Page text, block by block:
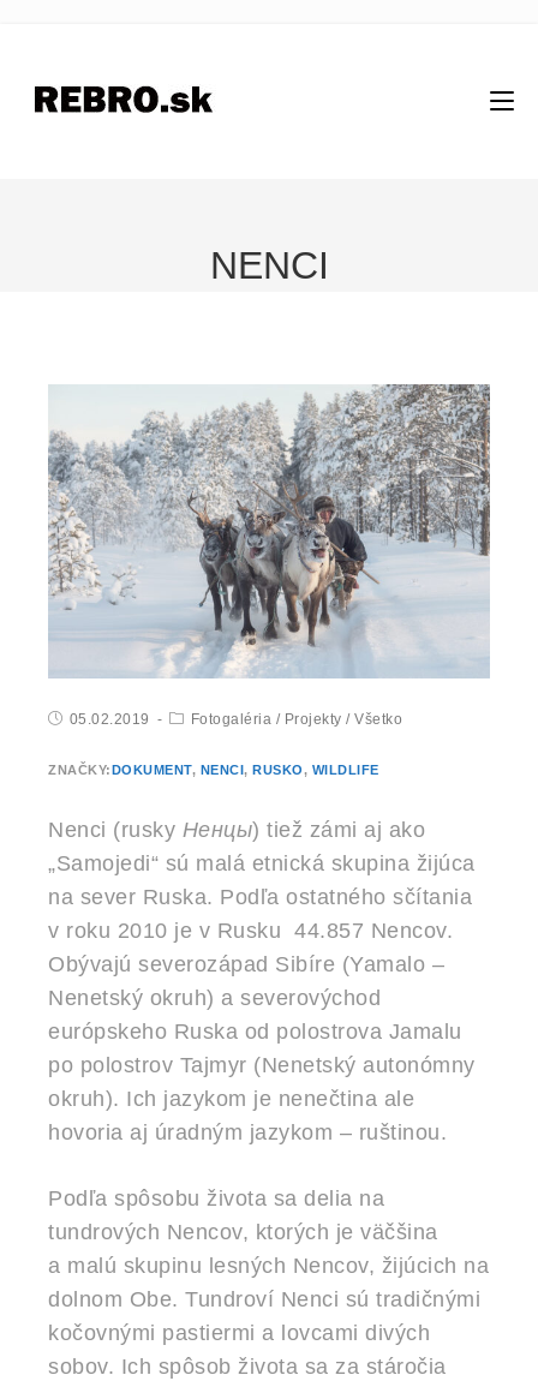
NENCI
05.02.2019 Fotogaléria / Projekty / Všetko
ZNAČKY: DOKUMENT, NENCI , RUSKO, WILDLIFE
Nenci (rusky Ненцы) tiež zámi aj ako
„Samojedi“ sú malá etnická skupina žijúca
na sever Ruska. Podľa ostatného sčítania
v roku 2010 je v Rusku 44.857 Nencov.
Obývajú severozápad Sibíre (Yamalo –
Nenetský okruh) a severovýchod
európskeho Ruska od polostrova Jamalu
po polostrov Tajmyr (Nenetský autonómny
okruh). Ich jazykom je nenečtina ale
hovoria aj úradným jazykom – ruštinou.
Podľa spôsobu života sa delia na
tundrových Nencov, ktorých je väčšina
a malú skupinu lesných Nencov, žijúcich na
dolnom Obe. Tundroví Nenci sú tradičnými
kočovnými pastiermi a lovcami divých
sobov. Ich spôsob života sa za stáročia